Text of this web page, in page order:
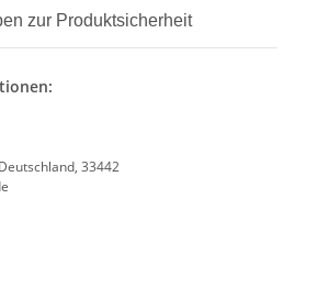
zur Produktsicherheit
33442